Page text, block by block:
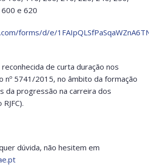
e 620
forms/d/e/
de curta duração nos
nº 5741/2015, no âmbito da formação
da progressão na carreira dos
dúvida, não hesitem em